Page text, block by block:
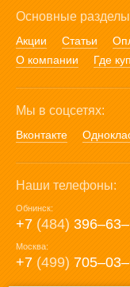
Основные
Акции Статьи
О компании
Где
Мы в соцсетях:
Вконтакте
Наши телефоны:
Обнинск:
+7 (484)
Москва:
+7 (499)